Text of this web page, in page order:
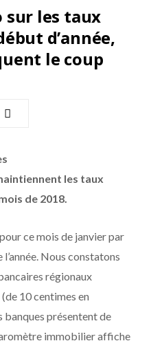
c
sur les taux
d’année,
le coup
les taux
de 2018.
ce mois de janvier par
Nous constatons
régionaux
10 centimes en
banques présentent de
immobilier affiche